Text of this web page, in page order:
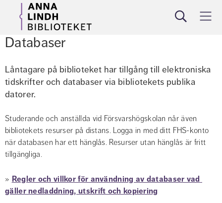
Sök Meny
låna söka
Databaser
Låntagare på biblioteket har tillgång till elektroniska
tidskrifter och databaser via bibliotekets publika
datorer.
Studerande och anställda vid Försvarshögskolan når även
bibliotekets resurser på distans. Logga in med ditt FHS-konto
när databasen har ett hänglås. Resurser utan hänglås är fritt
tillgängliga.
» Regler och villkor för användning av databaser vad
gäller nedladdning, utskrift och kopiering